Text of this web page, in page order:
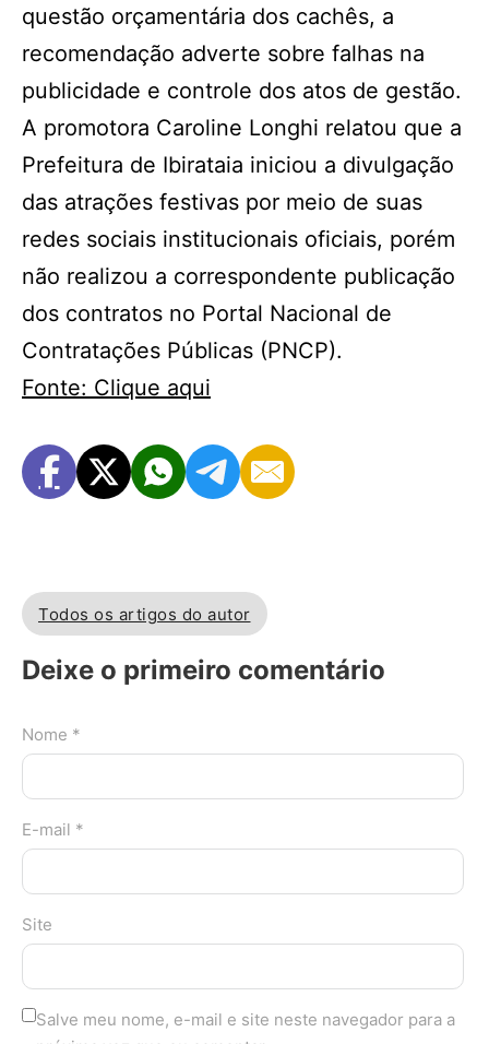
questão orçamentária dos cachês, a
recomendação adverte sobre falhas na
publicidade e controle dos atos de gestão.
A promotora Caroline Longhi relatou que a
Prefeitura de Ibirataia iniciou a divulgação
das atrações festivas por meio de suas
redes sociais institucionais oficiais, porém
não realizou a correspondente publicação
dos contratos no Portal Nacional de
Contratações Públicas (PNCP).
Fonte: Clique aqui
Todos os artigos do autor
Deixe o primeiro comentário
Nome *
E-mail *
Site
Salve meu nome, e-mail e site neste navegador para a